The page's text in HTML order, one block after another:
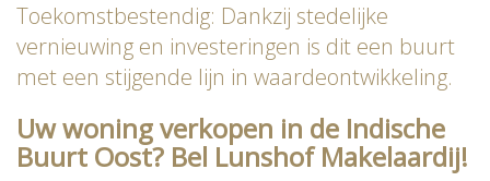
Toekomstbestendig: Dankzij stedelijke
vernieuwing en investeringen is dit een buurt
met een stijgende lijn in waardeontwikkeling.
Uw woning verkopen in de Indische
Buurt Oost? Bel Lunshof Makelaardij!